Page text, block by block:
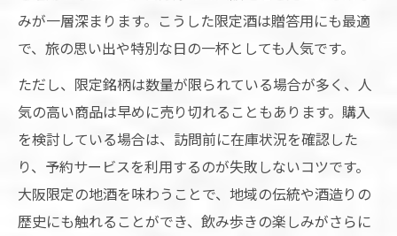
みが一層深まります。こうした限定酒は贈答用にも最適
で、旅の思い出や特別な日の一杯としても人気です。
ただし、限定銘柄は数量が限られている場合が多く、人
気の高い商品は早めに売り切れることもあります。購入
を検討している場合は、訪問前に在庫状況を確認した
り、予約サービスを利用するのが失敗しないコツです。
大阪限定の地酒を味わうことで、地域の伝統や酒造りの
歴史にも触れることができ、飲み歩きの楽しみがさらに